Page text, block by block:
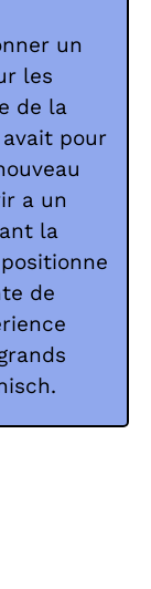
un
les
de la
pour
a un
la
de